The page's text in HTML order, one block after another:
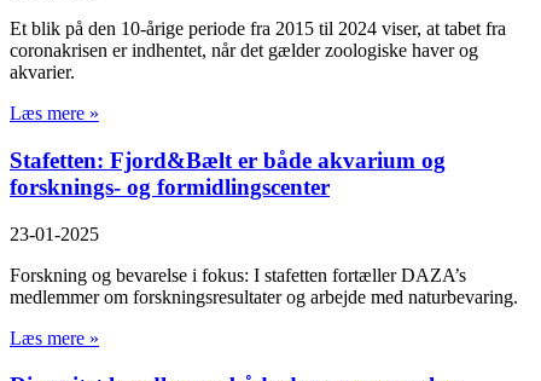
Et blik på den 10-årige periode fra 2015 til 2024 viser, at tabet fra
coronakrisen er indhentet, når det gælder zoologiske haver og
akvarier.
Læs mere »
Stafetten: Fjord&Bælt er både akvarium og
forsknings- og formidlingscenter
23-01-2025
Forskning og bevarelse i fokus: I stafetten fortæller DAZA’s
medlemmer om forskningsresultater og arbejde med naturbevaring.
Læs mere »